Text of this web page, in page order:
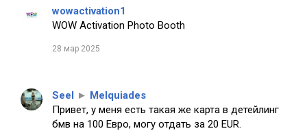
wowactivation1
WOW Activation Photo Booth
28 мар 2025
Seel ► Melquiades
Привет, у меня есть такая же карта в детейлинг
бмв на 100 Евро, могу отдать за 20 EUR.